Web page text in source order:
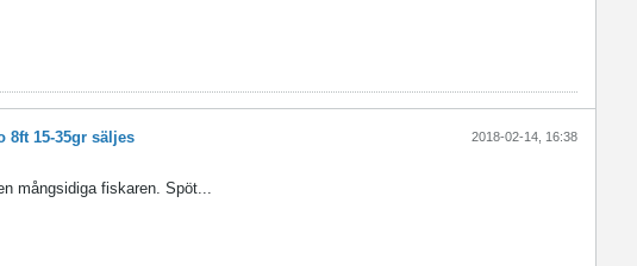
8ft 15-35gr säljes
2018-02-14, 16:38
mångsidiga fiskaren. Spöt...